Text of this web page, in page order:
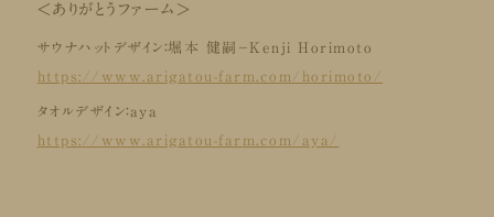
＜ありがとうファーム＞
サウナハットデザイン：堀本 健嗣－Kenji Horimoto
https://www.arigatou-farm.com/horimoto/
タオルデザイン：aya
https://www.arigatou-farm.com/aya/